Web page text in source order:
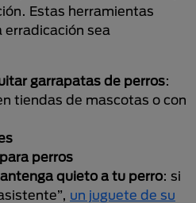
Estas herramientas
erradicación sea
garrapatas de perros:
tiendas de mascotas o con
perros
quieto a tu perro: si
un juguete de su